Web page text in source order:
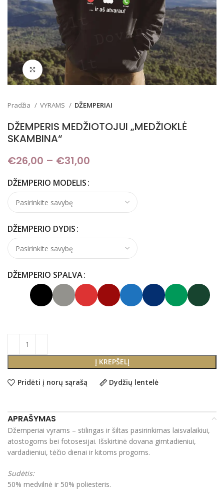
Padidinti
Pradžia VYRAMS DŽEMPERIAI
DŽEMPERIS MEDŽIOTOJUI „MEDŽIOKLĖ
SKAMBINA“
€26,00 – €31,00
DŽEMPERIO MODELIS
DŽEMPERIO DYDIS
DŽEMPERIO SPALVA
Į KREPŠELĮ
Pridėti į norų sąrašą Dydžių lentelė
APRAŠYMAS
Džemperiai vyrams – stilingas ir šiltas pasirinkimas laisvalaikiui,
atostogoms bei fotosesijai. Išskirtinė dovana gimtadieniui,
vardadieniui, tėčio dienai ir kitoms progoms.
Sudėtis:
50% medvilnė ir 50% poliesteris.